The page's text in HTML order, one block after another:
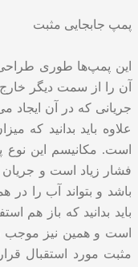
پمپ جابجایی مثبت
این پمپ‌ها طوری
آن را از سمت دیگر
جریانی که در آن
علاوه باید بدانید که
است. مکانیسم این نوع
فشار زیاد است و
باشد و بتواند آب را در
باید بدانید که باز هم
است و همین نیز موجب
مثبت مورد استقبال